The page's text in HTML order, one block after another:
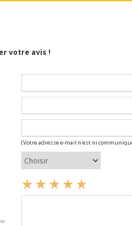
votre avis !
(Votre adresse e-mail n'est ni